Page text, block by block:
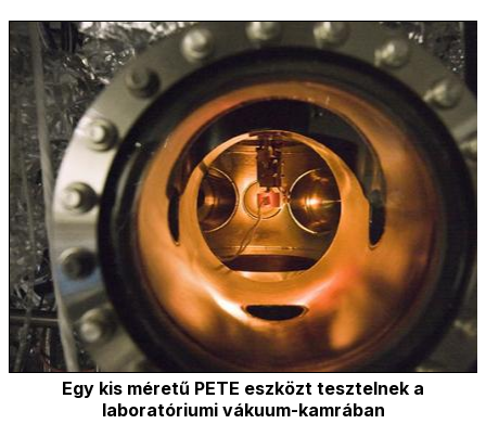
Egy kis méretű PETE eszközt tesztelnek a
laboratóriumi vákuum-kamrában